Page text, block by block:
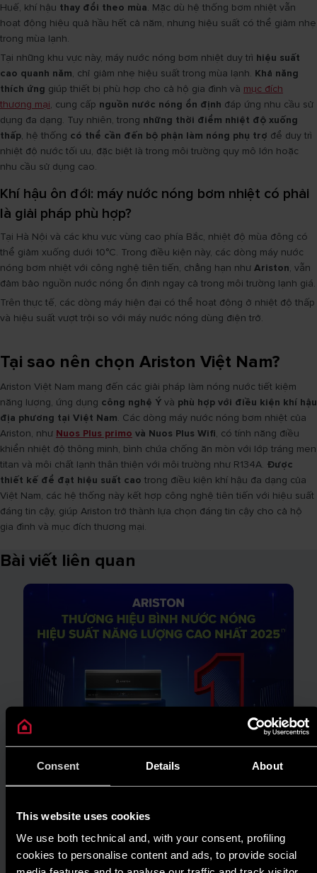
Consent Details About
This website uses cookies
We use both technical and, with your consent, profiling
cookies to personalise content and ads, to provide social
Huế, khí hậu thay đổi theo mùa. Mặc dù hệ thống bơm nhiệt vẫn
hoạt động hiệu quả hầu hết cả năm, nhưng hiệu suất có thể giảm nhẹ
trong mùa lạnh.
Tại những khu vực này, máy nước nóng bơm nhiệt duy trì hiệu suất
cao quanh năm, chỉ giảm nhẹ hiệu suất trong mùa lạnh. Khả năng
thích ứng giúp thiết bị phù hợp cho cả hộ gia đình và mục đích
thương mại, cung cấp nguồn nước nóng ổn định đáp ứng nhu cầu sử
dụng đa dạng. Tuy nhiên, trong những thời điểm nhiệt độ xuống
thấp, hệ thống có thể cần đến bộ phận làm nóng phụ trợ để duy trì
nhiệt độ nước tối ưu, đặc biệt là trong môi trường quy mô lớn hoặc
nhu cầu sử dụng cao.
Khí hậu ôn đới: máy nước nóng bơm nhiệt có phải
là giải pháp phù hợp?
Tại Hà Nội và các khu vực vùng cao phía Bắc, nhiệt độ mùa đông có
thể giảm xuống dưới 10°C. Trong điều kiện này, các dòng máy nước
nóng bơm nhiệt với công nghệ tiên tiến, chẳng hạn như Ariston, vẫn
đảm bảo nguồn nước nóng ổn định ngay cả trong môi trường lạnh giá.
Trên thực tế, các dòng máy hiện đại có thể hoạt động ở nhiệt độ thấp
và hiệu suất vượt trội so với máy nước nóng dùng điện trở.
Tại sao nên chọn Ariston Việt Nam?
Ariston Việt Nam mang đến các giải pháp làm nóng nước tiết kiệm
năng lượng, ứng dụng công nghệ Ý và phù hợp với điều kiện khí hậu
địa phương tại Việt Nam. Các dòng máy nước nóng bơm nhiệt của
Ariston, như Nuos Plus primo và Nuos Plus Wifi, có tính năng điều
khiển nhiệt độ thông minh, bình chứa chống ăn mòn với lớp tráng men
titan và môi chất lạnh thân thiện với môi trường như R134A. Được
thiết kế để đạt hiệu suất cao trong điều kiện khí hậu đa dạng của
Việt Nam, các hệ thống này kết hợp công nghệ tiên tiến với hiệu suất
đáng tin cậy, giúp Ariston trở thành lựa chọn đáng tin cậy cho cả hộ
gia đình và mục đích thương mại.
Bài viết liên quan
TIN TỨC